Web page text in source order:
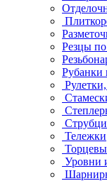
Резцы по
Рубанки
Тележки
Уровни